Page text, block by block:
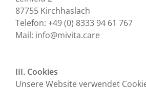
87755 Kirchhaslach
Telefon: +49 (0) 8333 94 61 767
Mail: info@mivita.care
III. Cookies
Unsere Website verwendet